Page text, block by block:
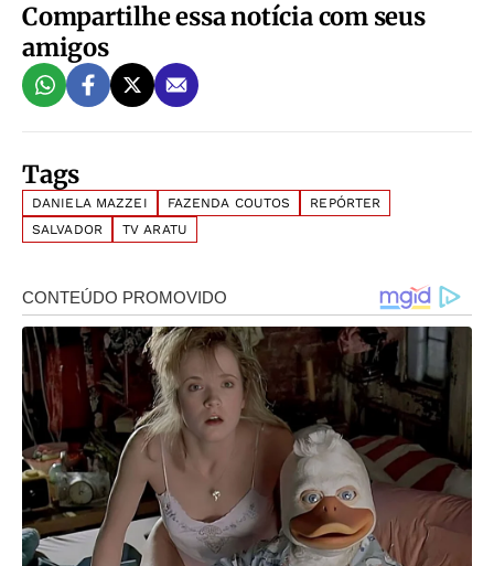
Compartilhe essa notícia com seus
amigos
Tags
DANIELA MAZZEI FAZENDA COUTOS
REPÓRTER
SALVADOR
TV ARATU